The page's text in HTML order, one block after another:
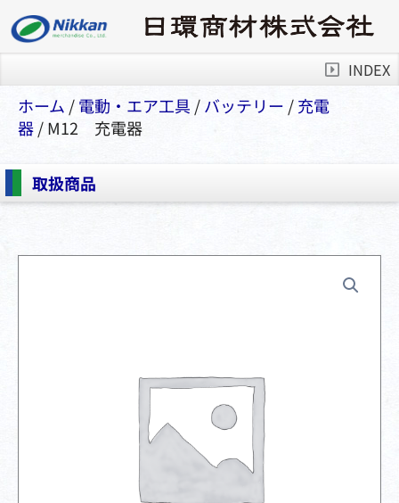
INDEX
ホーム /電動・エア⼯具 /バッテリー /充電
器/ M12 充電器
取扱商品